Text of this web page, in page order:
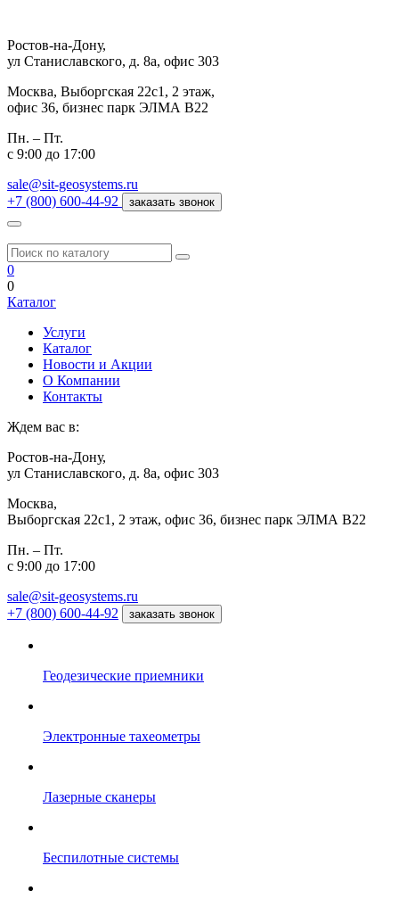
Ростов-на-Дону,
ул Станиславского, д. 8а, офис 303
Москва, Выборгская 22с1, 2 этаж,
офис 36, бизнес парк ЭЛМА В22
Пн. – Пт.
с 9:00 до 17:00
sale@sit-geosystems.ru
+7 (800) 600-44-92
заказать звонок
0
0
Каталог
Услуги
Каталог
Новости и Акции
О Компании
Контакты
Ждем вас в:
Ростов-на-Дону,
ул Станиславского, д. 8а, офис 303
Москва,
Выборгская 22с1, 2 этаж, офис 36, бизнес парк ЭЛМА В22
Пн. – Пт.
с 9:00 до 17:00
sale@sit-geosystems.ru
+7 (800) 600-44-92
заказать звонок
Геодезические приемники
Электронные тахеометры
Лазерные сканеры
Беспилотные системы